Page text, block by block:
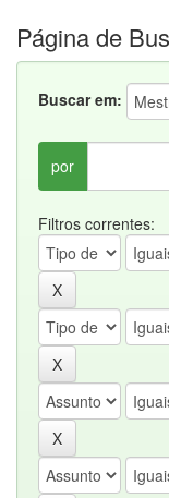
Página de
Buscar em:
por
Filtros correntes: